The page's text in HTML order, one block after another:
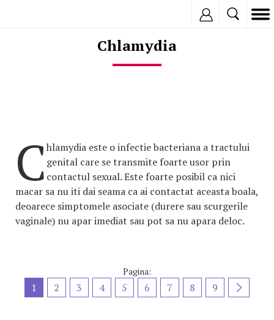
Chlamydia
Chlamydia este o infectie bacteriana a tractului
genital care se transmite foarte usor prin
contactul sexual. Este foarte posibil ca nici
macar sa nu iti dai seama ca ai contactat aceasta boala,
deoarece simptomele asociate (durere sau scurgerile
vaginale) nu apar imediat sau pot sa nu apara deloc.
Pagina:
1 2 3 4 5 6 7 8 9